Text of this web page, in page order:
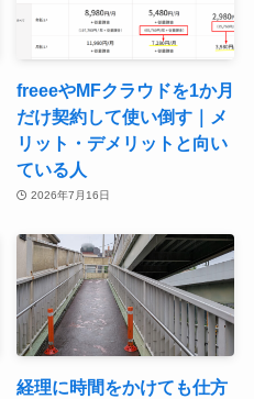
freeeやMFクラウドを1か月
だけ契約して使い倒す｜メ
リット・デメリットと向い
ている人
2026年7月16日
経理に時間をかけても仕方